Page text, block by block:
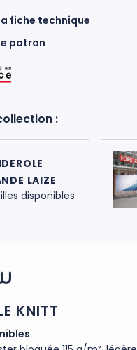
fiche technique
patron
:
LAIZE
disponibles
KNITT